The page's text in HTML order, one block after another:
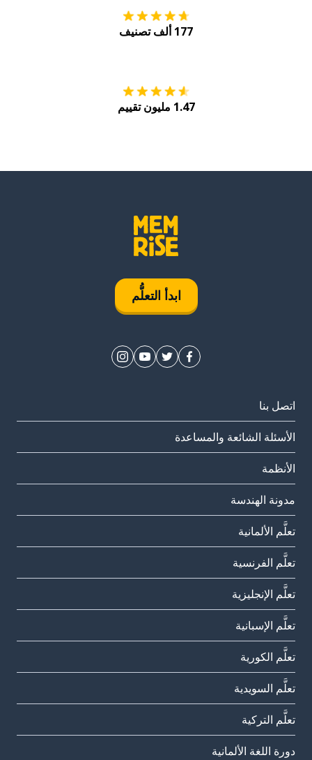
177 ألف تصنيف
1.47 مليون تقييم
ابدأ التعلُّم
اتصل بنا
الأسئلة الشائعة والمساعدة
الأنظمة
مدونة الهندسة
تعلَّم الألمانية
تعلَّم الفرنسية
تعلَّم الإنجليزية
تعلَّم الإسبانية
تعلَّم الكورية
تعلَّم السويدية
تعلَّم التركية
دورة اللغة الألمانية